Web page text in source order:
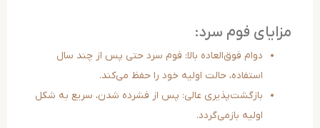
فوم سرد:
دوام فوق‌العاده بالا: فوم سرد حتی پس از چند سال
استفاده، حالت اولیه خود را حفظ می‌کند.
بازگشت‌پذیری عالی: پس از فشرده شدن، سریع به شکل
اولیه بازمی‌گردد.